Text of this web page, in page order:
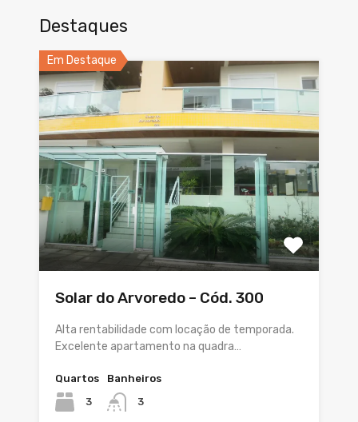
Destaques
Em Destaque
Solar do Arvoredo – Cód. 300
Alta rentabilidade com locação de temporada.
Excelente apartamento na quadra…
Quartos
3
Banheiros
3